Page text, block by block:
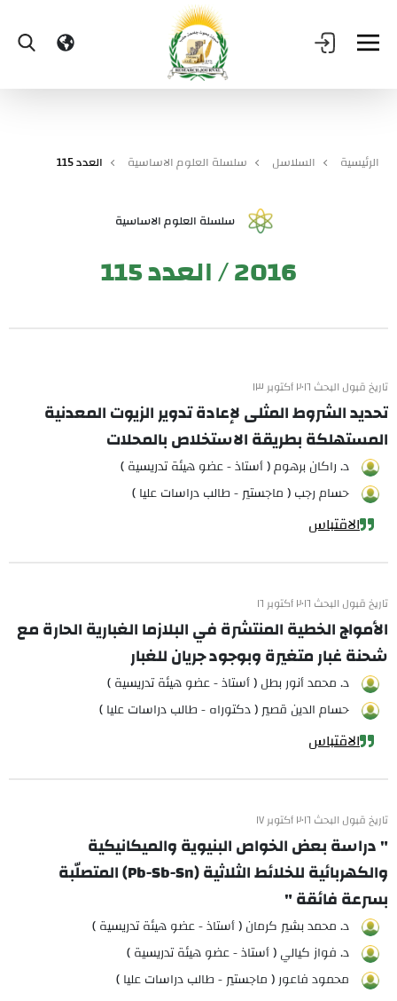
الرئيسية السلاسل سلسلة العلوم الاساسية العدد 115
سلسلة العلوم الاساسية
2016 / العدد 115
تاريخ قبول البحث ٢٠١٦ أكتوبر ١٣
تحديد الشروط المثلى لإعادة تدوير الزيوت المعدنية
المستهلكة بطريقة الاستخلاص بالمحلات
د. راكان برهوم ( أستاذ - عضو هيئة تدريسية )
حسام رجب ( ماجستير - طالب دراسات عليا )
الاقتباس
تاريخ قبول البحث ٢٠١٦ أكتوبر ١٦
الأمواج الخطية المنتشرة في البلازما الغبارية الحارة مع
شحنة غبار متغيرة وبوجود جريان للغبار
د. محمد أنور بطل ( أستاذ - عضو هيئة تدريسية )
حسام الدين قصير ( دكتوراه - طالب دراسات عليا )
الاقتباس
تاريخ قبول البحث ٢٠١٦ أكتوبر ١٧
" دراسة بعض الخواص البنيوية والميكانيكية
والكهربائية للخلائط الثلاثية (Pb-Sb-Sn) المتصلّبة
بسرعة فائقة "
د. محمد بشير كرمان ( أستاذ - عضو هيئة تدريسية )
د. فواز كيالي ( أستاذ - عضو هيئة تدريسية )
محمود فاعور ( ماجستير - طالب دراسات عليا )